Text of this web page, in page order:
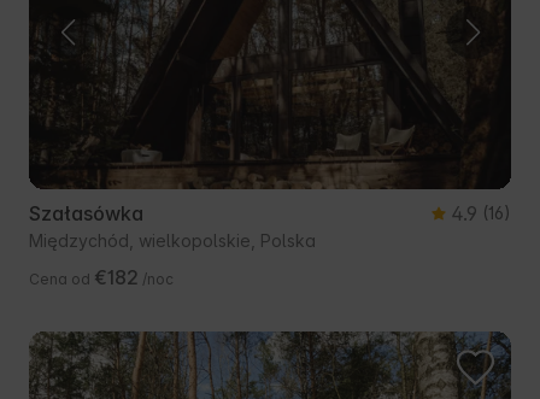
Szałasówka 4.9 (16)
Międzychód, wielkopolskie, Polska
Cena od €182 /noc